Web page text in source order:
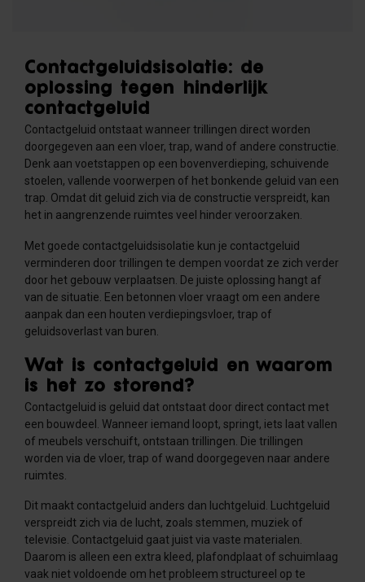
Contactgeluidsisolatie: de
oplossing tegen hinderlijk
contactgeluid
Contactgeluid ontstaat wanneer trillingen direct worden
doorgegeven aan een vloer, trap, wand of andere constructie.
Denk aan voetstappen op een bovenverdieping, schuivende
stoelen, vallende voorwerpen of het bonkende geluid van een
trap. Omdat dit geluid zich via de constructie verspreidt, kan
het in aangrenzende ruimtes veel hinder veroorzaken.
Met goede contactgeluidsisolatie kun je contactgeluid
verminderen door trillingen te dempen voordat ze zich verder
door het gebouw verplaatsen. De juiste oplossing hangt af
van de situatie. Een betonnen vloer vraagt om een andere
aanpak dan een houten verdiepingsvloer, trap of
geluidsoverlast van buren.
Wat is contactgeluid en waarom
is het zo storend?
Contactgeluid is geluid dat ontstaat door direct contact met
een bouwdeel. Wanneer iemand loopt, springt, iets laat vallen
of meubels verschuift, ontstaan trillingen. Die trillingen
worden via de vloer, trap of wand doorgegeven naar andere
ruimtes.
Dit maakt contactgeluid anders dan luchtgeluid. Luchtgeluid
verspreidt zich via de lucht, zoals stemmen, muziek of
televisie. Contactgeluid gaat juist via vaste materialen.
Daarom is alleen een extra kleed, plafondplaat of schuimlaag
vaak niet voldoende om het probleem structureel op te